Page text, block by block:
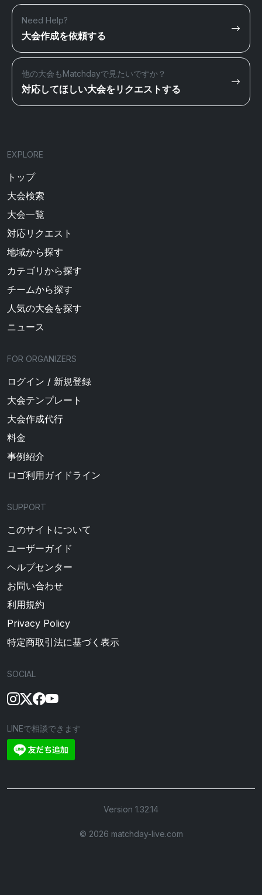
Need Help?
大会作成を依頼する
他の大会もMatchdayで見たいですか？
対応してほしい大会をリクエストする
EXPLORE
トップ
大会検索
大会一覧
対応リクエスト
地域から探す
カテゴリから探す
チームから探す
人気の大会を探す
ニュース
FOR ORGANIZERS
ログイン / 新規登録
大会テンプレート
大会作成代行
料金
事例紹介
ロゴ利用ガイドライン
SUPPORT
このサイトについて
ユーザーガイド
ヘルプセンター
お問い合わせ
利用規約
Privacy Policy
特定商取引法に基づく表示
SOCIAL
LINEで相談できます
Version 1.32.14
©︎ 2026 matchday-live.com